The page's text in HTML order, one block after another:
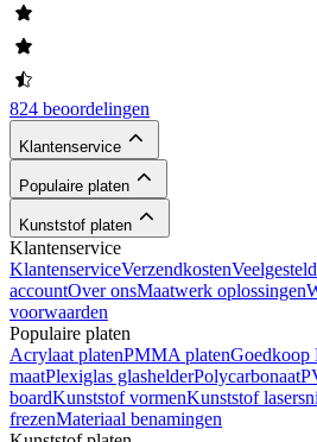
824 beoordelingen
Klantenservice
Populaire platen
Kunststof platen
Klantenservice
KlantenserviceVerzendkosten
accountOver onsMaatwerk oplossingen
voorwaarden
Populaire platen
Acrylaat platenPMMA platenGoedkoop
maatPlexiglas glashelderPolycarbonaat
boardKunststof vormenKunststof
frezenMateriaal benamingen